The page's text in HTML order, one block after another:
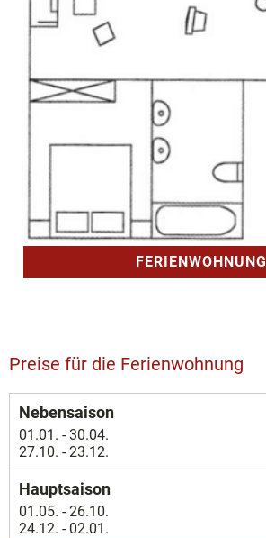
FERIENWOHNUNG
Preise für die Ferienwohnung
01.01. - 30.04.
27.10. - 23.12.
01.05. - 26.10.
24.12. - 02.01.